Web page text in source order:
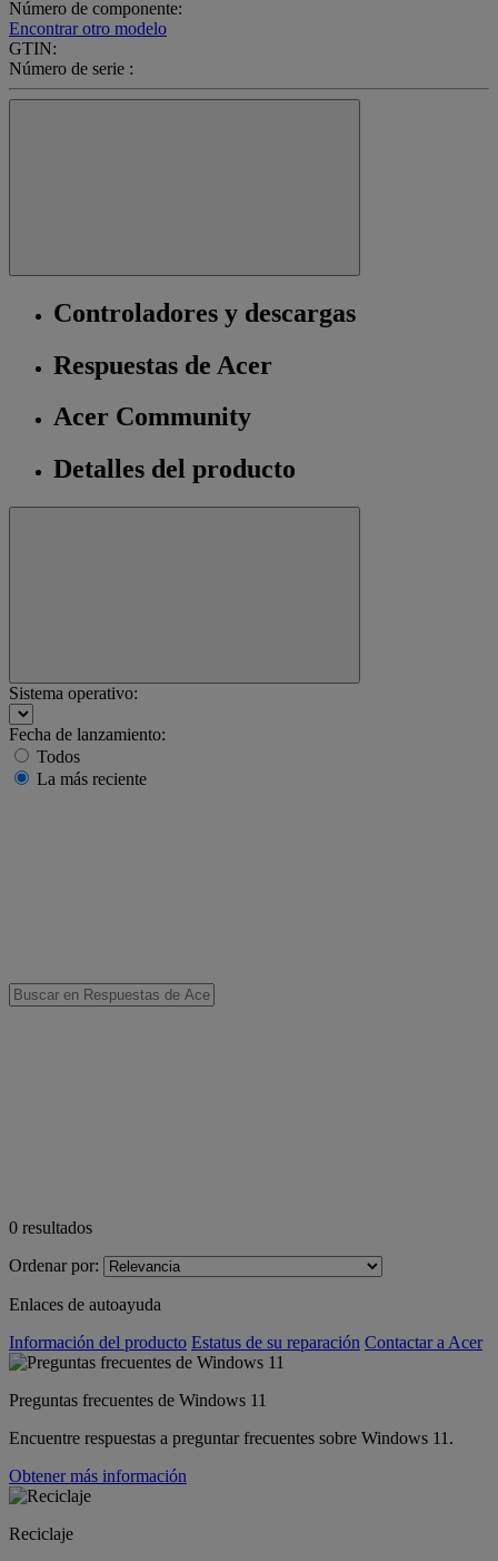
Número de componente:
Encontrar otro modelo
GTIN:
Número de serie :
Controladores y descargas
Respuestas de Acer
Acer Community
Detalles del producto
Sistema operativo:
Fecha de lanzamiento:
Todos
La más reciente
0 resultados
Ordenar por:
Enlaces de autoayuda
Información del producto Estatus de su reparación Contactar a Acer
Preguntas frecuentes de Windows 11
Encuentre respuestas a preguntar frecuentes sobre Windows 11.
Obtener más información
Reciclaje